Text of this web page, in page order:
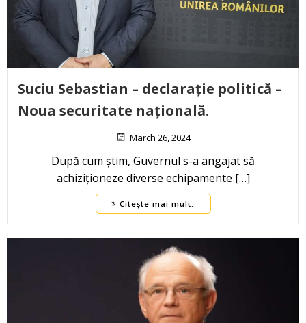
Suciu Sebastian – declarație politică –
Noua securitate națională.
March 26, 2024
După cum știm, Guvernul s-a angajat să
achiziționeze diverse echipamente […]
Citește mai mult..